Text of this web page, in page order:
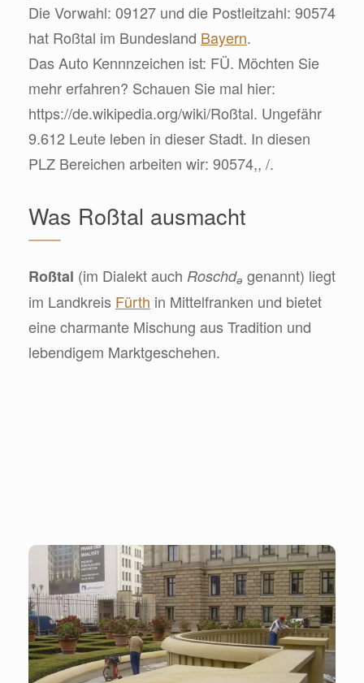
Die Vorwahl: 09127 und die Postleitzahl: 90574
hat Roßtal im Bundesland Bayern.
Das Auto Kennnzeichen ist: FÜ. Möchten Sie
mehr erfahren? Schauen Sie mal hier:
https://de.wikipedia.org/wiki/Roßtal. Ungefähr
9.612 Leute leben in dieser Stadt. In diesen
PLZ Bereichen arbeiten wir: 90574,, /.
Was Roßtal ausmacht
Roßtal (im Dialekt auch Roschdə genannt) liegt
im Landkreis Fürth in Mittelfranken und bietet
eine charmante Mischung aus Tradition und
lebendigem Marktgeschehen.